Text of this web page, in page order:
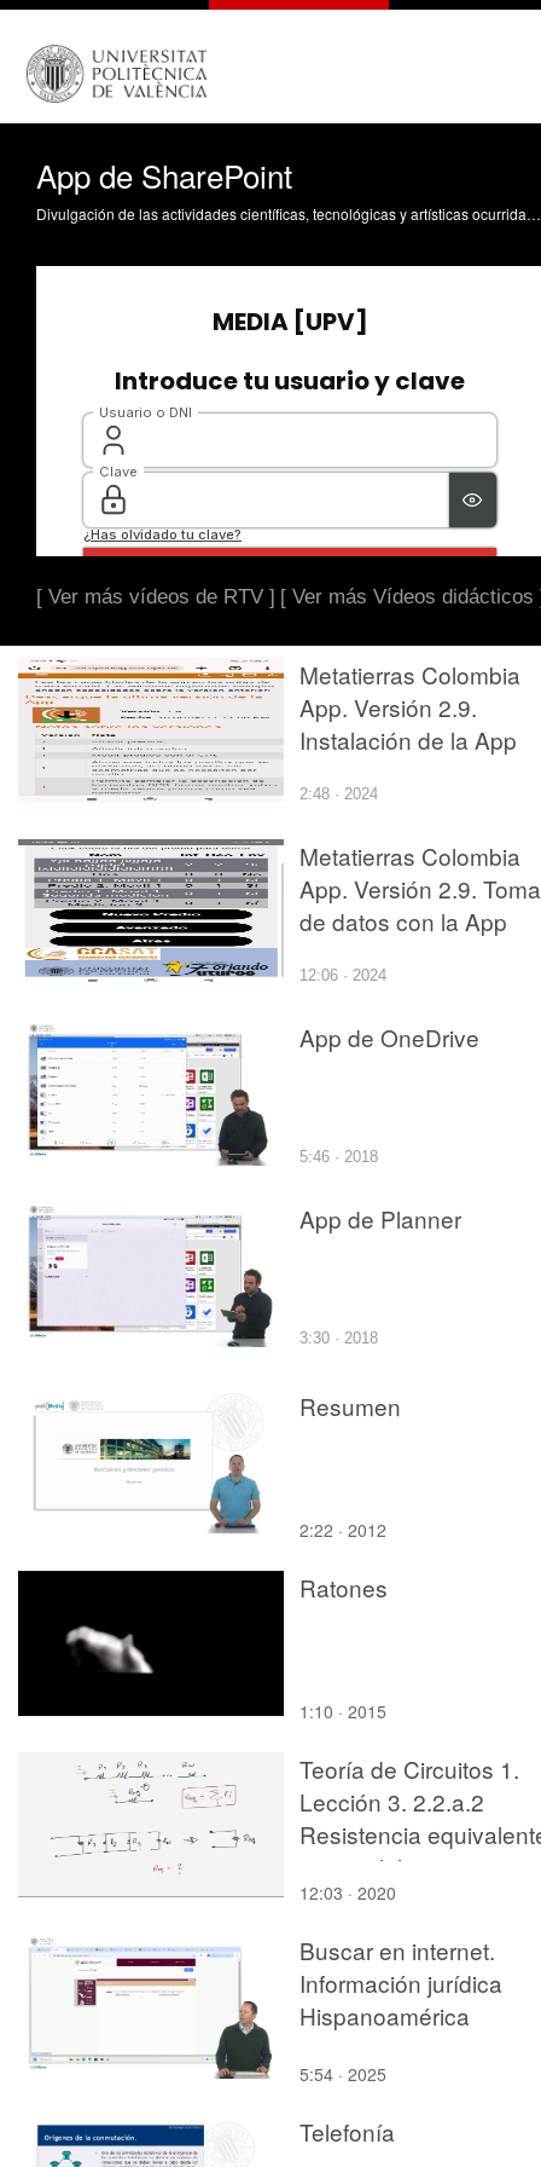
App de SharePoint
Divulgación de las actividades científicas, tecnológicas y artísticas ocurridas en los tres campus de la UPV
[ Ver más vídeos de RTV ] [ Ver más Vídeos didácticos
Metatierras Colombia
App. Versión 2.9.
Instalación de la App
2:48 · 2024
Metatierras Colombia
App. Versión 2.9. Toma
de datos con la App
12:06 · 2024
App de OneDrive
5:46 · 2018
App de Planner
3:30 · 2018
Resumen
2:22 · 2012
Ratones
1:10 · 2015
Teoría de Circuitos 1.
Lección 3. 2.2.a.2
Resistencia
en paralelo
12:03 · 2020
Buscar en internet.
Información jurídica
Hispanoamérica
5:54 · 2025
Telefonía